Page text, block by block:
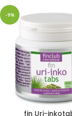
-9%
fin Uri-